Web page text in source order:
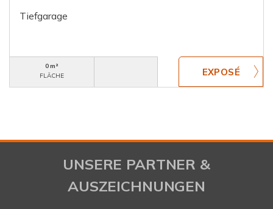
Tiefgarage
0 m²
FLÄCHE
UNSERE PARTNER &
AUSZEICHNUNGEN